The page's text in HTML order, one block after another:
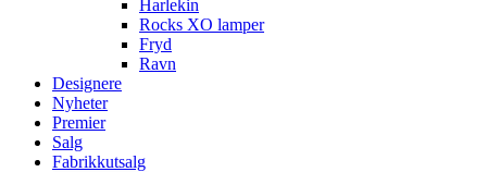
Harlekin
Rocks XO lamper
Fryd
Ravn
Designere
Nyheter
Premier
Salg
Fabrikkutsalg